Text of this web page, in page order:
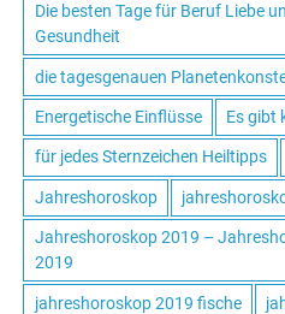
Die besten Tage für Beruf Liebe
Gesundheit
die tagesgenauen
Energetische Einflüsse Es gibt
für jedes Sternzeichen Heiltipps
Jahreshoroskop
Jahreshoroskop 2019 –
2019
jahreshoroskop 2019 fische